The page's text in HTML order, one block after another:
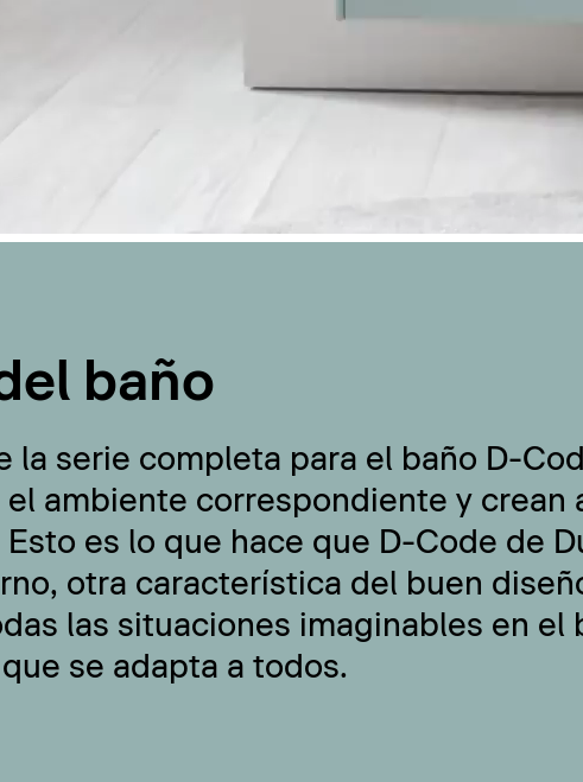
baño
la serie completa para el baño D-
ambiente correspondiente y crean
es lo que hace que D-Code de
otra característica del buen
las situaciones imaginables en el
se adapta a todos.